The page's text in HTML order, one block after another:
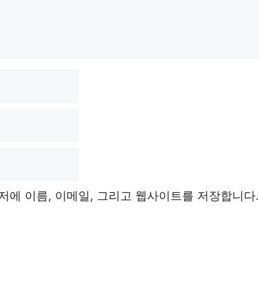
에 이름, 이메일, 그리고 웹사이트를 저장합니다.